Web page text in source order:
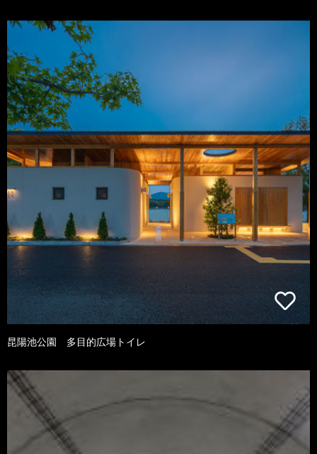
昆陽池公園 多目的広場トイレ